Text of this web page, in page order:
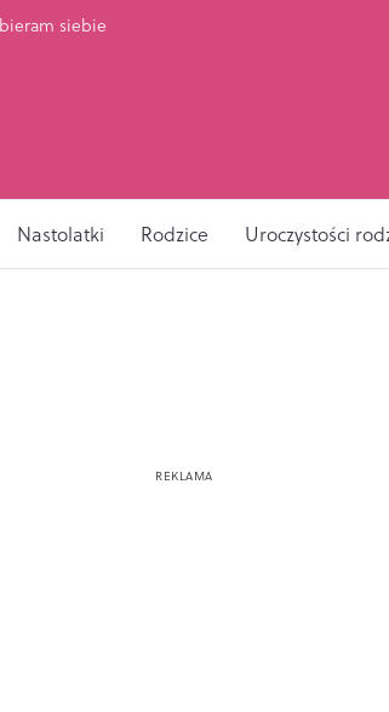
siebie
Nastolatki Rodzice Uroczystości